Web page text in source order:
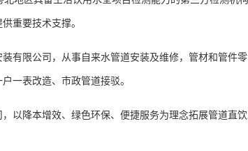
重要技术支撑。
限公司，从事自来水管道安装及维修，管材和管件
一表改造、市政管道接驳。
降本增效、绿色环保、便捷服务为理念拓展管道直